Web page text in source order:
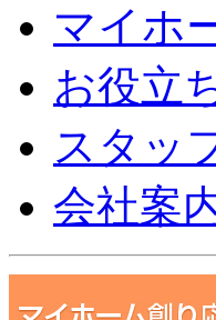
マイホ
お役立
スタッ
会社案